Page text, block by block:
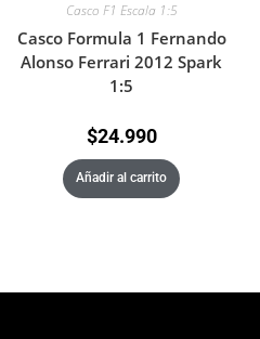
Casco F1 Escala 1:5
Casco Formula 1 Fernando
Alonso Ferrari 2012 Spark
1:5
$24.990
Añadir al carrito